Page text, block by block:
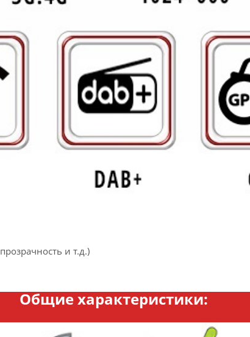
и т.д.)
Общие характеристики: